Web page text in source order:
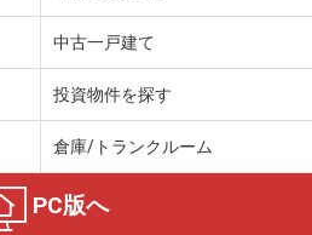
中古一戸建て
投資物件を探す
倉庫/トランクルーム
PC版へ